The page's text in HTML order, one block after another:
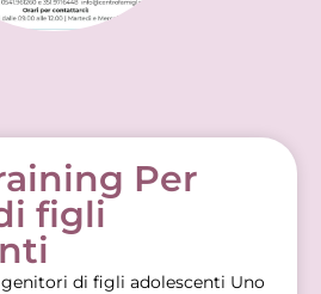
Per
figli
di figli adolescenti Uno